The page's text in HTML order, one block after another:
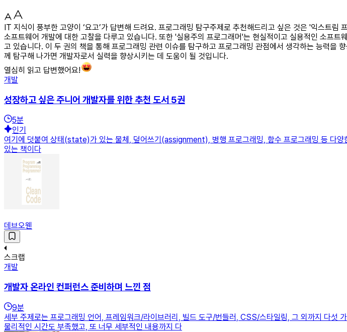
IT 지식이 풍부한 고양이 ‘요고’가 답변해 드려요. 프로그래밍 탐구주제로 추천해드리고 싶은 것은 '익스트
소프트웨어 개발에 대한 고찰을 다루고 있습니다. 또한 '실용주의 프로그래머'는 현실적이고 실용적인 소프
고 있습니다. 이 두 권의 책을 통해 프로그래밍 관련 이슈를 탐구하고 프로그래밍 관점에서 생각하는 능력을
께 탐구해 나가면 개발자로서 실력을 향상시키는 데 도움이 될 것입니다.
열심히 읽고 답변했어요!
개발
성장하고 싶은 주니어 개발자를 위한 추천 도서 5권
5분
인기
여기에 덧붙여 상태(state)가 있는 물체, 덮어쓰기(assignment), 병행 프로그래밍, 함수 프로그래밍 등 다
있는 책이다
데브오웬
스크랩
개발
개발자 온라인 컨퍼런스 준비하며 느낀 점
9분
세부 주제로는 프로그래밍 언어, 프레임워크/라이브러리, 빌드 도구/번들러, CSS/스타일링, 그 외까지 다섯
물리적인 시간도 부족했고, 또 너무 세부적인 내용까지 다